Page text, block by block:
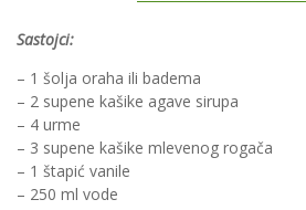
Sastojci:
– 1 šolja oraha ili badema
– 2 supene kašike agave sirupa
– 4 urme
– 3 supene kašike mlevenog rogača
– 1 štapić vanile
– 250 ml vode